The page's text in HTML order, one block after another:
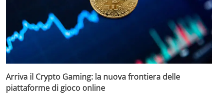
Arriva il Crypto Gaming: la nuova frontiera delle
piattaforme di gioco online